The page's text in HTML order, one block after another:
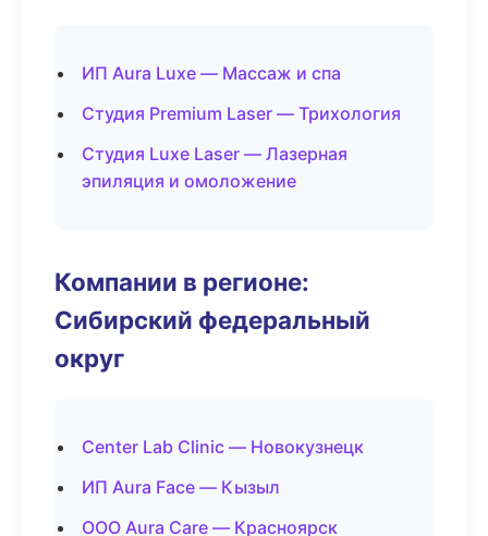
ИП Aura Luxe — Массаж и спа
Студия Premium Laser — Трихология
Студия Luxe Laser — Лазерная
эпиляция и омоложение
Компании в регионе:
Сибирский федеральный
округ
Center Lab Clinic — Новокузнецк
ИП Aura Face — Кызыл
ООО Aura Care — Красноярск